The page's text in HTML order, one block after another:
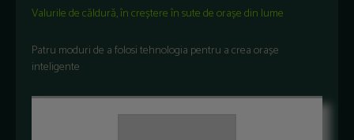
Valurile de căldură, în creștere în sute de orașe din lume
Patru moduri de a folosi tehnologia pentru a crea orașe
inteligente